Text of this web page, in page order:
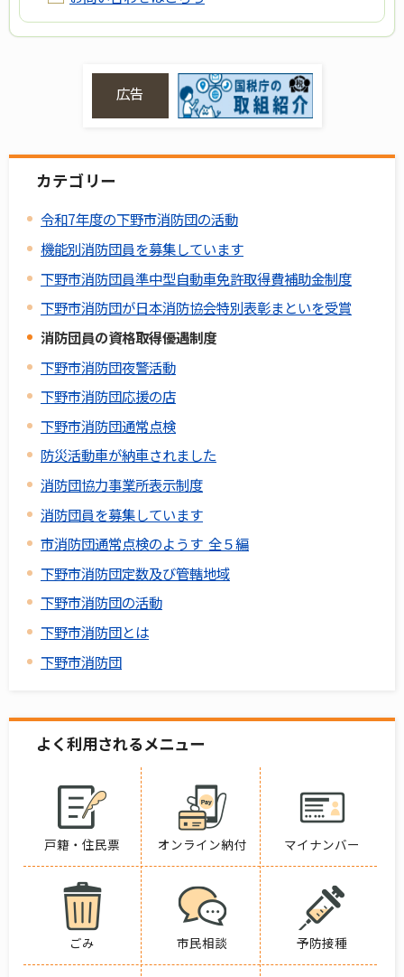
広告
カテゴリー
令和7年度の下野市消防団の活動
機能別消防団員を募集しています
下野市消防団員準中型自動車免許取得費補助金制度
下野市消防団が日本消防協会特別表彰まといを受賞
消防団員の資格取得優遇制度
下野市消防団夜警活動
下野市消防団応援の店
下野市消防団通常点検
防災活動車が納車されました
消防団協力事業所表示制度
消防団員を募集しています
市消防団通常点検のようす 全５編
下野市消防団定数及び管轄地域
下野市消防団の活動
下野市消防団とは
下野市消防団
よく利用されるメニュー
戸籍・住民票 オンライン納付 マイナンバー
ごみ 市民相談 予防接種